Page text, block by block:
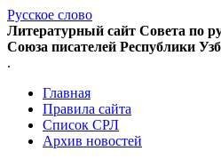
Русское слово
Литературный сайт Совета по
Союза писателей Республики
.
Главная
Правила сайта
Список СРЛ
Архив новостей